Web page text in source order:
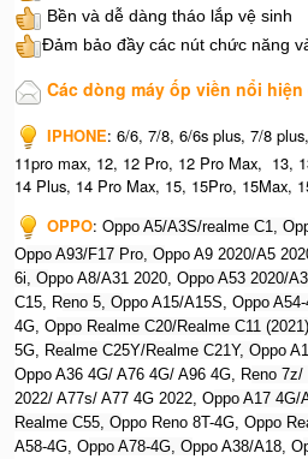
Bền và dễ dàng tháo lắp vệ sinh
Đảm bảo đầy các nút chức năng
Các dòng máy ốp viền nổi hiện
IPHONE: 6/6, 7/8, 6/6s plus, 7/8
11pro max, 12, 12 Pro, 12 Pro Max, 13,
14 Plus, 14 Pro Max, 15, 15Pro, 15Max,
OPPO: Oppo A5/A3S/realme C1, O
Oppo A93/F17 Pro, Oppo A9 2020/A5
6i, Oppo A8/A31 2020, Oppo A53 2020/
C15, Reno 5, Oppo A15/A15S, Oppo
4G, Oppo Realme C20/Realme C11
5G, Realme C25Y/Realme C21Y, Oppo
Oppo A36 4G/ A76 4G/ A96 4G, Reno 7z/
2022/ A77s/ A77 4G 2022, Oppo A17 4G/
Realme C55, Oppo Reno 8T-4G, Oppo
A58-4G, Oppo A78-4G, Oppo A38/A18, O